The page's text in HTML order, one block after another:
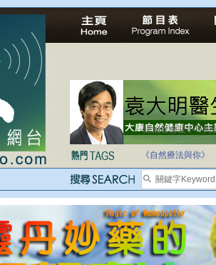
法治社會並不等同
自家教育合法化-
《自然療法與你》